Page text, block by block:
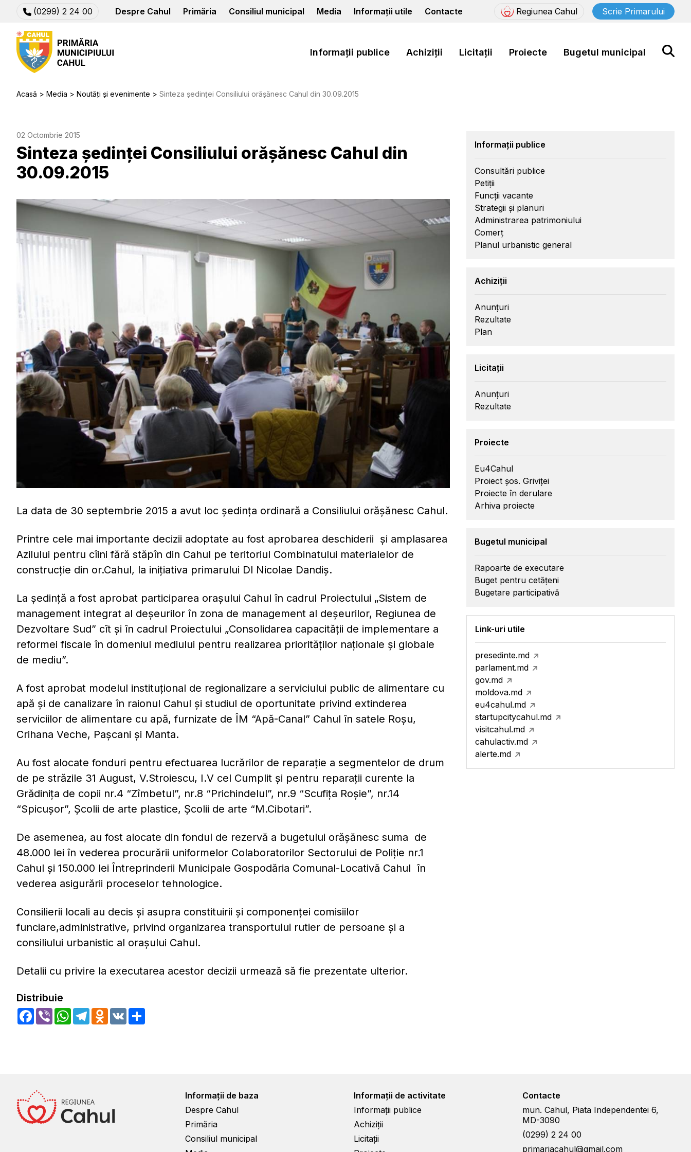
(0299) 2 24 00 Despre Cahul Primăria Consiliul municipal Media Informații utile Contacte Regiunea Cahul Scrie Primarului
Informații publice Achiziții Licitații Proiecte Bugetul municipal
Acasă Media Noutăți și evenimente Sinteza ședinței Consiliului orășănesc Cahul din 30.09.2015
02 Octombrie 2015
Sinteza ședinței Consiliului orășănesc Cahul din
30.09.2015
La data de 30 septembrie 2015 a avut loc ședința ordinară a Consiliului orășănesc Cahul.
Printre cele mai importante decizii adoptate au fost aprobarea deschiderii şi amplasarea
Azilului pentru cîini fără stăpîn din Cahul pe teritoriul Combinatului materialelor de
construcţie din or.Cahul, la iniţiativa primarului Dl Nicolae Dandiş.
La ședință a fost aprobat participarea oraşului Cahul în cadrul Proiectului „Sistem de
management integrat al deşeurilor în zona de management al deşeurilor, Regiunea de
Dezvoltare Sud” cît şi în cadrul Proiectului „Consolidarea capacităţii de implementare a
reformei fiscale în domeniul mediului pentru realizarea priorităţilor naţionale şi globale
de mediu”.
A fost aprobat modelul instituţional de regionalizare a serviciului public de alimentare cu
apă şi de canalizare în raionul Cahul şi studiul de oportunitate privind extinderea
serviciilor de alimentare cu apă, furnizate de ÎM “Apă-Canal” Cahul în satele Roşu,
Crihana Veche, Paşcani şi Manta.
Au fost alocate fonduri pentru efectuarea lucrărilor de reparaţie a segmentelor de drum
de pe străzile 31 August, V.Stroiescu, I.V cel Cumplit şi pentru reparaţii curente la
Grădiniţa de copii nr.4 “Zîmbetul”, nr.8 “Prichindelul”, nr.9 “Scufiţa Roşie”, nr.14
“Spicuşor”, Şcolii de arte plastice, Şcolii de arte “M.Cibotari”.
De asemenea, au fost alocate din fondul de rezervă a bugetului orăşănesc suma de
48.000 lei în vederea procurării uniformelor Colaboratorilor Sectorului de Poliție nr.1
Cahul şi 150.000 lei Întreprinderii Municipale Gospodăria Comunal-Locativă Cahul în
vederea asigurării proceselor tehnologice.
Consilierii locali au decis şi asupra constituirii şi componenței comisiilor
funciare,administrative, privind organizarea transportului rutier de persoane şi a
consiliului urbanistic al oraşului Cahul.
Detalii cu privire la executarea acestor decizii urmează să fie prezentate ulterior.
Distribuie
Facebook
Viber WhatsApp
TelegramOdnoklassniki
VK
Informații publice
Consultări publice
Petiții
Funcții vacante
Strategii și planuri
Administrarea patrimoniului
Comerț
Planul urbanistic general
Achiziții
Anunțuri
Rezultate
Plan
Licitații
Anunțuri
Rezultate
Proiecte
Eu4Cahul
Proiect șos. Griviței
Proiecte în derulare
Arhiva proiecte
Bugetul municipal
Rapoarte de executare
Buget pentru cetățeni
Bugetare participativă
Link-uri utile
presedinte.md
parlament.md
gov.md
moldova.md
eu4cahul.md
startupcitycahul.md
visitcahul.md
cahulactiv.md
alerte.md
Informații de baza
Despre Cahul
Primăria
Consiliul municipal
Informații de activitate
Informații publice
Achiziții
Licitații
Contacte
mun. Cahul, Piata Independentei 6,
MD-3090
(0299) 2 24 00
primariacahul@gmail.com